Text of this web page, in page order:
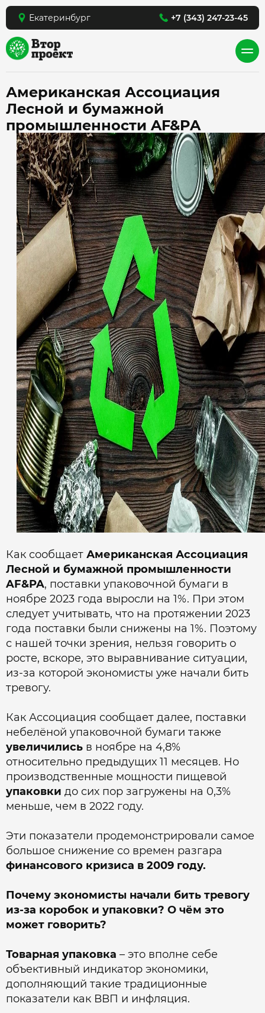
Екатеринбург +7 (343) 247-23-45
Американская Ассоциация
Лесной и бумажной
промышленности AF&PA
Как сообщает Американская Ассоциация
Лесной и бумажной промышленности
AF&PA, поставки упаковочной бумаги в
ноябре 2023 года выросли на 1%. При этом
следует учитывать, что на протяжении 2023
года поставки были снижены на 1%. Поэтому
с нашей точки зрения, нельзя говорить о
росте, вскоре, это выравнивание ситуации,
из-за которой экономисты уже начали бить
тревогу.
Как Ассоциация сообщает далее, поставки
небелёной упаковочной бумаги также
увеличились в ноябре на 4,8%
относительно предыдущих 11 месяцев. Но
производственные мощности пищевой
упаковки до сих пор загружены на 0,3%
меньше, чем в 2022 году.
Эти показатели продемонстрировали самое
большое снижение со времен разгара
финансового кризиса в 2009 году.
Почему экономисты начали бить тревогу
из-за коробок и упаковки? О чём это
может говорить?
Товарная упаковка – это вполне себе
объективный индикатор экономики,
дополняющий такие традиционные
показатели как ВВП и инфляция.